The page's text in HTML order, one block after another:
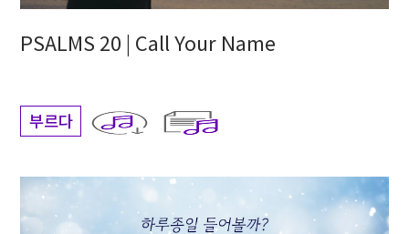
PSALMS 20 | Call Your Name
부르다